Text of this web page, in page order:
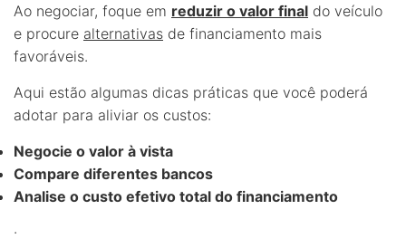
Ao negociar, foque em reduzir o valor final do veículo
e procure alternativas de financiamento mais
favoráveis.
Aqui estão algumas dicas práticas que você poderá
adotar para aliviar os custos:
Negocie o valor à vista
Compare diferentes bancos
Analise o custo efetivo total do financiamento
.